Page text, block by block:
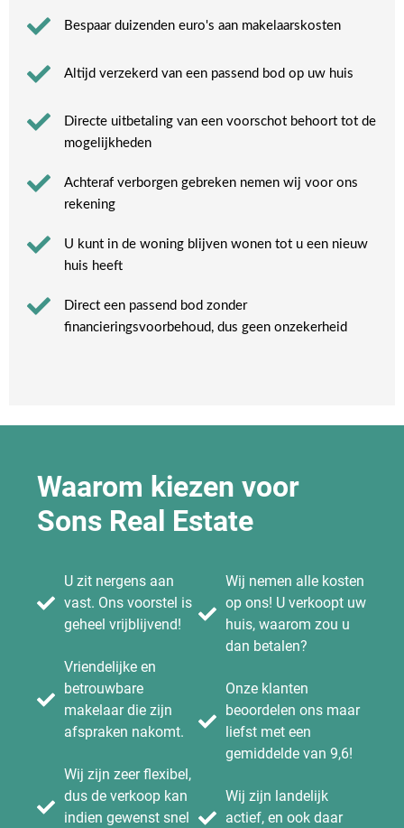
Bespaar duizenden euro's aan makelaarskosten
Altijd verzekerd van een passend bod op uw huis
Directe uitbetaling van een voorschot behoort tot de
mogelijkheden
Achteraf verborgen gebreken nemen wij voor ons
rekening​
U kunt in de woning blijven wonen tot u een nieuw
huis heeft​
Direct een passend bod zonder
financieringsvoorbehoud, dus geen onzekerheid​
Waarom kiezen voor
Sons Real Estate
U zit nergens aan
vast. Ons voorstel is
geheel vrijblijvend!
Vriendelijke en
betrouwbare
makelaar die zijn
afspraken nakomt.
Wij zijn zeer flexibel,
dus de verkoop kan
indien gewenst snel
Wij nemen alle kosten
op ons! U verkoopt uw
huis, waarom zou u
dan betalen?
Onze klanten
beoordelen ons maar
liefst met een
gemiddelde van 9,6!
Wij zijn landelijk
actief, en ook daar